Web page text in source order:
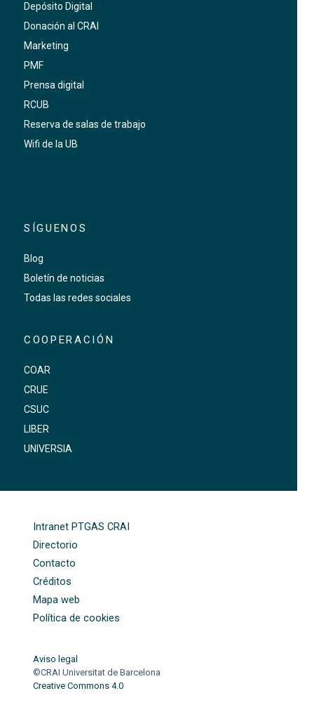
Depósito Digital
Donación al CRAI
Marketing
PMF
Prensa digital
RCUB
Reserva de salas de trabajo
Wifi de la UB
SÍGUENOS
Blog
Boletín de noticias
Todas las redes sociales
COOPERACIÓN
COAR
CRUE
CSUC
LIBER
UNIVERSIA
Intranet PTGAS CRAI
Directorio
Contacto
Créditos
Mapa web
Política de cookies
Aviso legal
©CRAI Universitat de Barcelona
Creative Commons 4.0